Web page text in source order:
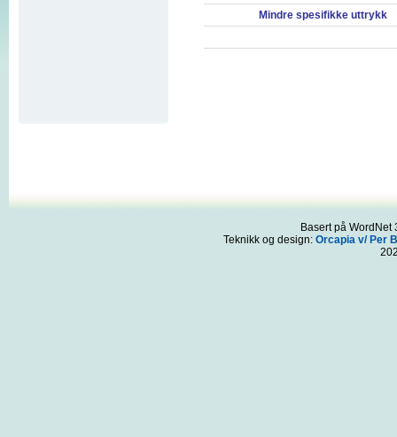
Mindre spesifikke uttrykk
Basert på
Teknikk og design: Orcapia v/ Per